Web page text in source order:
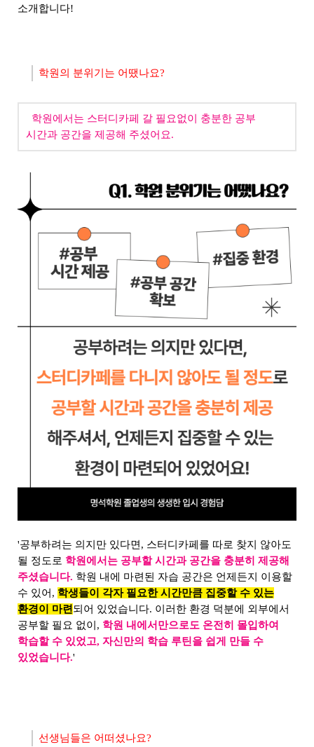
소개합니다!
학원의 분위기는 어땠나요?
학원에서는 스터디카페 갈 필요없이 충분한 공부
시간과 공간을 제공해 주셨어요.
'공부하려는 의지만 있다면, 스터디카페를 따로 찾지 않아도
될 정도로 학원에서는 공부할 시간과 공간을 충분히 제공해
주셨습니다. 학원 내에 마련된 자습 공간은 언제든지 이용할
수 있어, 학생들이 각자 필요한 시간만큼 집중할 수 있는
환경이 마련 되어 있었습니다. 이러한 환경 덕분에 외부에서
공부할 필요 없이, 학원 내에서만으로도 온전히 몰입하여
학습할 수 있었고, 자신만의 학습 루틴을 쉽게 만들 수
있었습니다.'
선생님들은 어떠셨나요?